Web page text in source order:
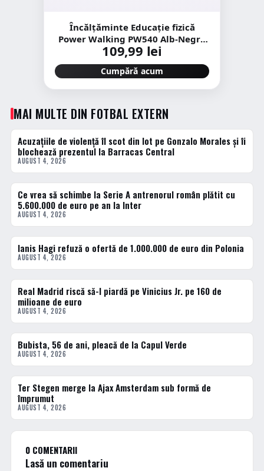
Încălțăminte Educație fizică
Power Walking PW540 Alb-Negru
Copii
109,99 lei
Cumpără acum
MAI MULTE DIN FOTBAL EXTERN
FOTBAL EXTERN
Acuzațiile de violență îl scot din lot pe Gonzalo Morales și îi
blochează prezentul la Barracas Central
AUGUST 4, 2026
FOTBAL EXTERN
Ce vrea să schimbe la Serie A antrenorul român plătit cu
5.600.000 de euro pe an la Inter
AUGUST 4, 2026
FOTBAL EXTERN
Ianis Hagi refuză o ofertă de 1.000.000 de euro din Polonia
AUGUST 4, 2026
FOTBAL EXTERN
Real Madrid riscă să-l piardă pe Vinicius Jr. pe 160 de
milioane de euro
AUGUST 4, 2026
FOTBAL EXTERN
Bubista, 56 de ani, pleacă de la Capul Verde
AUGUST 4, 2026
FOTBAL EXTERN
Ter Stegen merge la Ajax Amsterdam sub formă de
împrumut
AUGUST 4, 2026
0 COMENTARII
Lasă un comentariu